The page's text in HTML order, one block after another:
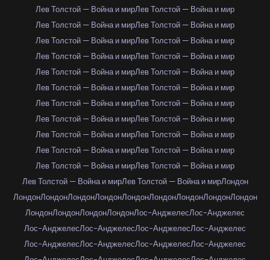
Лев Толстой — Война и мирЛев Толстой — Война и мир
Лев Толстой — Война и мирЛев Толстой — Война и мир
Лев Толстой — Война и мирЛев Толстой — Война и мир
Лев Толстой — Война и мирЛев Толстой — Война и мир
Лев Толстой — Война и мирЛев Толстой — Война и мир
Лев Толстой — Война и мирЛев Толстой — Война и мир
Лев Толстой — Война и мирЛев Толстой — Война и мир
Лев Толстой — Война и мирЛев Толстой — Война и мир
Лев Толстой — Война и мирЛев Толстой — Война и мир
Лев Толстой — Война и мирЛев Толстой — Война и мир
Лев Толстой — Война и мирЛев Толстой — Война и мир
Лев Толстой — Война и мирЛев Толстой — Война и мирЛондон
ЛондонЛондонЛондонЛондонЛондонЛондонЛондонЛондонЛондон
ЛондонЛондонЛондонЛондонЛос-АнджелесЛос-Анджелес
Лос-АнджелесЛос-АнджелесЛос-АнджелесЛос-Анджелес
Лос-АнджелесЛос-АнджелесЛос-АнджелесЛос-Анджелес